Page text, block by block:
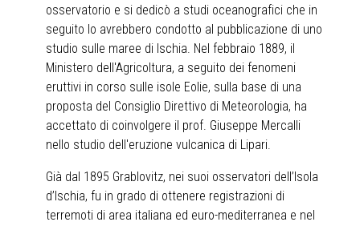
osservatorio e si dedicò a studi oceanografici che in
seguito lo avrebbero condotto al pubblicazione di uno
studio sulle maree di Ischia. Nel febbraio 1889, il
Ministero dell'Agricoltura, a seguito dei fenomeni
eruttivi in ​​corso sulle isole Eolie, sulla base di una
proposta del Consiglio Direttivo di Meteorologia, ha
accettato di coinvolgere il prof. Giuseppe Mercalli
nello studio dell'eruzione vulcanica di Lipari.
Già dal 1895 Grablovitz, nei suoi osservatori dell’Isola
d’Ischia, fu in grado di ottenere registrazioni di
terremoti di area italiana ed euro-mediterranea e nel